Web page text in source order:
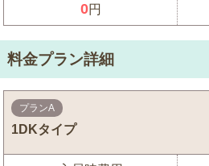
0円
料金プラン詳細
プランA
1DKタイプ